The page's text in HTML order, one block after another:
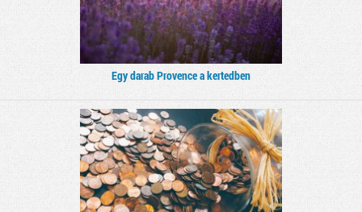
Egy darab Provence a kertedben